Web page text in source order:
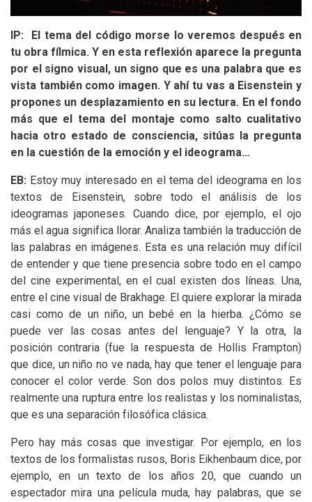
IP: El tema del código morse lo veremos después en
tu obra fílmica. Y en esta reflexión aparece la pregunta
por el signo visual, un signo que es una palabra que es
vista también como imagen. Y ahí tu vas a Eisenstein y
propones un desplazamiento en su lectura. En el fondo
más que el tema del montaje como salto cualitativo
hacia otro estado de consciencia, sitúas la pregunta
en la cuestión de la emoción y el ideograma…
EB: Estoy muy interesado en el tema del ideograma en los
textos de Eisenstein, sobre todo el análisis de los
ideogramas japoneses. Cuando dice, por ejemplo, el ojo
más el agua significa llorar. Analiza también la traducción de
las palabras en imágenes. Esta es una relación muy difícil
de entender y que tiene presencia sobre todo en el campo
del cine experimental, en el cual existen dos líneas. Una,
entre el cine visual de Brakhage. El quiere explorar la mirada
casi como de un niño, un bebé en la hierba. ¿Cómo se
puede ver las cosas antes del lenguaje? Y la otra, la
posición contraria (fue la respuesta de Hollis Frampton)
que dice, un niño no ve nada, hay que tener el lenguaje para
conocer el color verde. Son dos polos muy distintos. Es
realmente una ruptura entre los realistas y los nominalistas,
que es una separación filosófica clásica.
Pero hay más cosas que investigar. Por ejemplo, en los
textos de los formalistas rusos, Boris Eikhenbaum dice, por
ejemplo, en un texto de los años 20, que cuando un
espectador mira una película muda, hay palabras, que se